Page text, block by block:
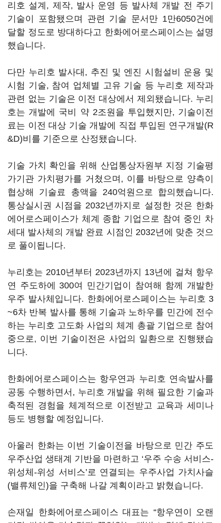
리호 설계, 제작, 발사 운영 등 발사체 개발 전 주기
기술이 포함됐으며 관련 기술 문서만 1만6050건에
달할 정도로 방대하다고 한화에어로스페이스는 설명
했습니다.
다만 누리호 발사대, 추진 및 엔진 시험설비 운용 및
시험 기술, 참여 업체별 고유 기술 등 누리호 제작과
관련 없는 기술은 이전 대상에서 제외됐습니다. 누리
호는 개발에 국비 약 2조원을 투입했지만, 기술이전
료는 이전 대상 기술 개발에 직접 투입된 연구개발(R
&D)비를 기준으로 산정됐습니다.
기술 가치 확인을 위해 산업통상자원부 지정 기술평
가기관 가치평가를 거쳤으며, 이를 바탕으로 양측이
협상해 기술료 총액을 240억원으로 합의했습니다.
통상실시권 시점을 2032년까지로 설정한 것은 한화
에어로스페이스가 체계 종합 기업으로 참여 중인 차
세대 발사체의 개발 완료 시점인 2032년에 맞춘 것으
로 풀이됩니다.
누리호는 2010년부터 2023년까지 13년에 걸쳐 항우
연 주도하에 300여 민간기업이 참여해 함께 개발한
우주 발사체입니다. 한화에어로스페이스는 누리호 3
~6차 반복 발사를 통해 기술과 노하우를 민간에 전수
하는 누리호 고도화 사업의 체계 총괄 기업으로 참여
중으로, 이번 기술이전은 사업의 일환으로 진행됐습
니다.
한화에어로스페이스는 항우연과 누리호 연속발사를
공동 수행하면서, 누리호 개발을 위해 필요한 기술과
축적된 경험을 체계적으로 이전받고 교육과 세미나
등도 병행할 예정입니다.
아울러 한화는 이번 기술이전을 바탕으로 민간 주도
우주산업 생태계 기반을 마련하고 ‘우주 수송 서비스-
위성체-위성 서비스’로 연결되는 우주사업 가치사슬
(밸류체인)을 구축해 나갈 계획이라고 밝혔습니다.
손재일 한화에어로스페이스 대표는 “항우연이 오랜